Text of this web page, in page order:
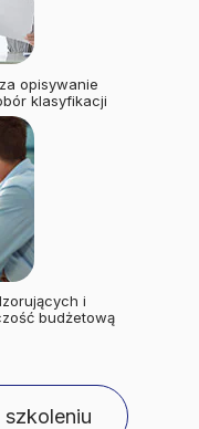
opisywanie
klasyfikacji
i
budżetową
szkoleniu